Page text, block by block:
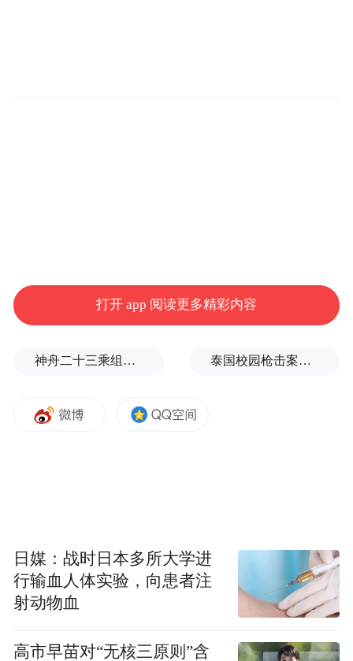
的保底收购价和稳定的销量，为农户吃下
了‘定心丸’。”马圈滩村党支部书记白占丽
亿穗鲜食玉米加工厂，正式落户马圈滩村
元。”农耕归本公司负责人吕耀峰说。
据了解，项目全面投产后，将提供200余个就
业岗位，让村民们实现“家门口”就业。
打开 app 阅读更多精彩内容
神舟二十三乘组新画面：在太空用超声测肌肉，常态化开展健康管理 泰国校园枪击案致9死，枪手父亲道歉
日媒：战时日本多所大学进
行输血人体实验，向患者注
射动物血
高市早苗对“无核三原则”含